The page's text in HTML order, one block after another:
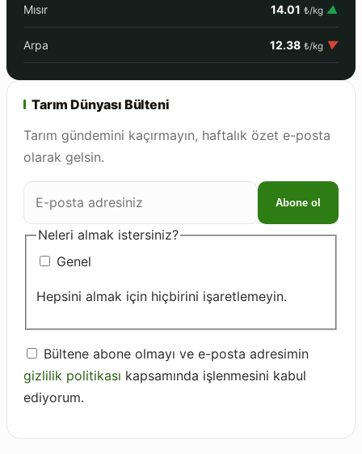
Mısır 14.01 ₺/kg ▲
Arpa 12.38 ₺/kg ▼
Tarım Dünyası Bülteni
Tarım gündemini kaçırmayın, haftalık özet e-posta
olarak gelsin.
E-
posta
adresiniz
Abone ol
Neleri almak istersiniz?
Genel
Hepsini almak için hiçbirini işaretlemeyin.
Bültene abone olmayı ve e-posta adresimin
gizlilik politikası kapsamında işlenmesini kabul
ediyorum.